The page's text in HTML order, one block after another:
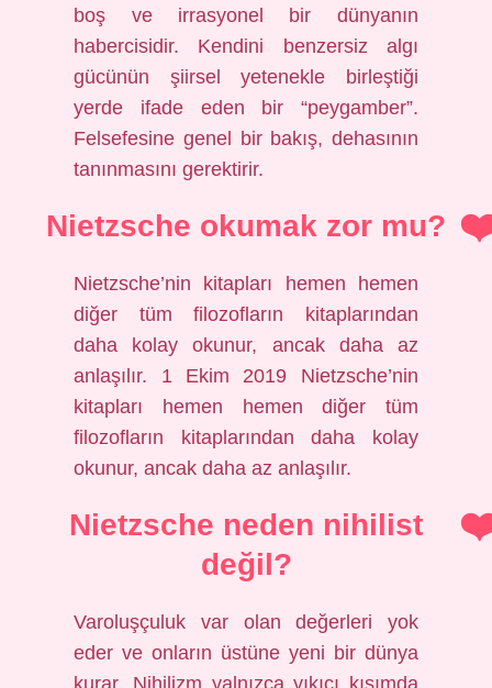
boş ve irrasyonel bir dünyanın
habercisidir. Kendini benzersiz algı
gücünün şiirsel yetenekle birleştiği
yerde ifade eden bir “peygamber”.
Felsefesine genel bir bakış, dehasının
tanınmasını gerektirir.
Nietzsche okumak zor mu?
Nietzsche’nin kitapları hemen hemen
diğer tüm filozofların kitaplarından
daha kolay okunur, ancak daha az
anlaşılır. 1 Ekim 2019 Nietzsche’nin
kitapları hemen hemen diğer tüm
filozofların kitaplarından daha kolay
okunur, ancak daha az anlaşılır.
Nietzsche neden nihilist
değil?
Varoluşçuluk var olan değerleri yok
eder ve onların üstüne yeni bir dünya
kurar. Nihilizm yalnızca yıkıcı kısımda